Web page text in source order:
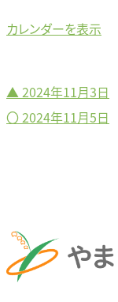
カレンダーを表示
投
ゲ
ー
▲ 2024年11月3日
〇 2024年11月5日